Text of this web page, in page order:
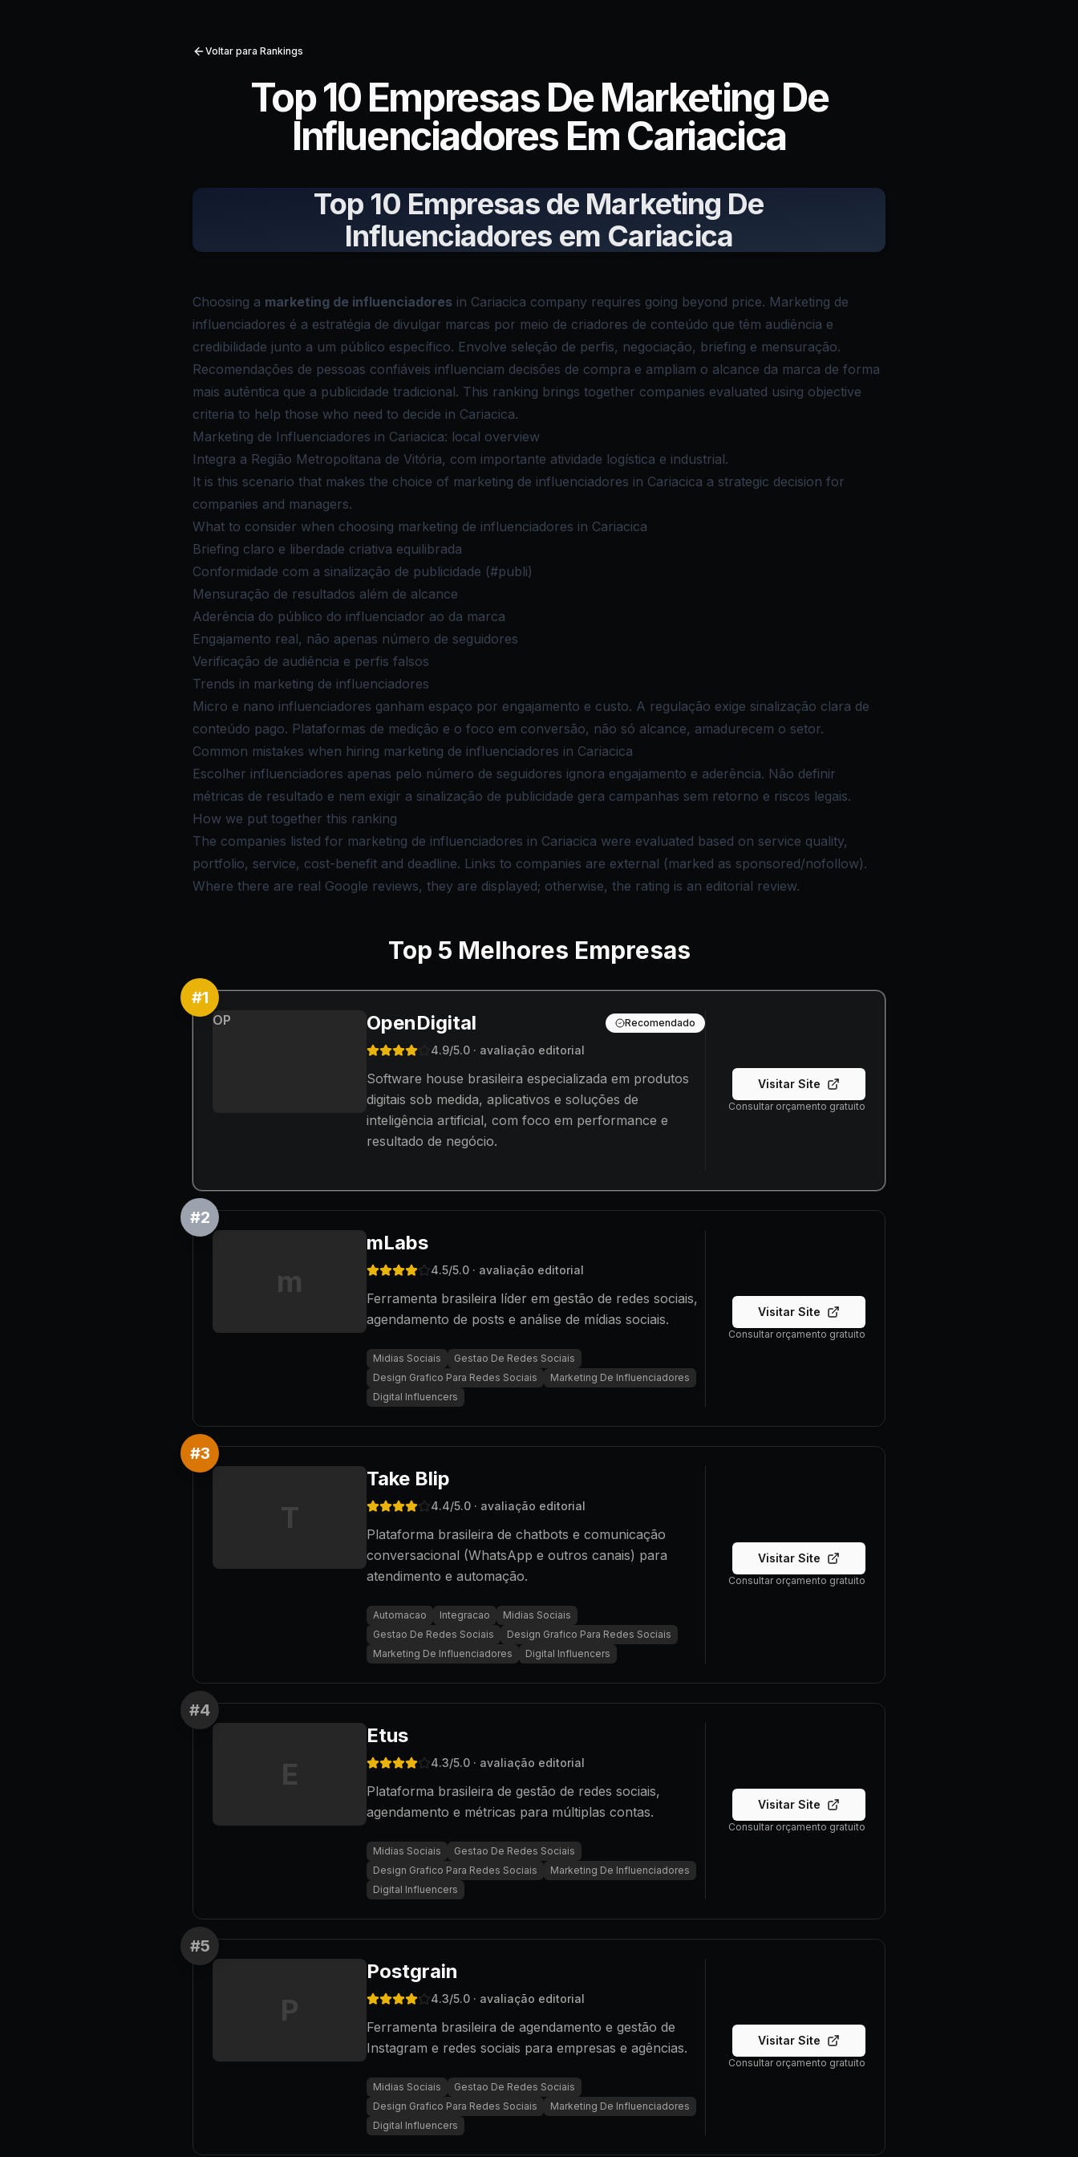
Voltar para Rankings
Top 10 Empresas De Marketing De
Influenciadores Em Cariacica
Top 10 Empresas de Marketing De
Influenciadores em Cariacica
Choosing a marketing de influenciadores in Cariacica company requires going beyond price. Marketing de
influenciadores é a estratégia de divulgar marcas por meio de criadores de conteúdo que têm audiência e
credibilidade junto a um público específico. Envolve seleção de perfis, negociação, briefing e mensuração.
Recomendações de pessoas confiáveis influenciam decisões de compra e ampliam o alcance da marca de forma
mais autêntica que a publicidade tradicional. This ranking brings together companies evaluated using objective
criteria to help those who need to decide in Cariacica.
Marketing de Influenciadores in Cariacica: local overview
Integra a Região Metropolitana de Vitória, com importante atividade logística e industrial.
It is this scenario that makes the choice of marketing de influenciadores in Cariacica a strategic decision for
companies and managers.
What to consider when choosing marketing de influenciadores in Cariacica
Briefing claro e liberdade criativa equilibrada
Conformidade com a sinalização de publicidade (#publi)
Mensuração de resultados além de alcance
Aderência do público do influenciador ao da marca
Engajamento real, não apenas número de seguidores
Verificação de audiência e perfis falsos
Trends in marketing de influenciadores
Micro e nano influenciadores ganham espaço por engajamento e custo. A regulação exige sinalização clara de
conteúdo pago. Plataformas de medição e o foco em conversão, não só alcance, amadurecem o setor.
Common mistakes when hiring marketing de influenciadores in Cariacica
Escolher influenciadores apenas pelo número de seguidores ignora engajamento e aderência. Não definir
métricas de resultado e nem exigir a sinalização de publicidade gera campanhas sem retorno e riscos legais.
How we put together this ranking
The companies listed for marketing de influenciadores in Cariacica were evaluated based on service quality,
portfolio, service, cost-benefit and deadline. Links to companies are external (marked as sponsored/nofollow).
Where there are real Google reviews, they are displayed; otherwise, the rating is an editorial review.
Top 5 Melhores Empresas
#1
OP OpenDigital Recomendado
4.9/5.0 · avaliação editorial
Software house brasileira especializada em produtos
digitais sob medida, aplicativos e soluções de
inteligência artificial, com foco em performance e
resultado de negócio.
Visitar Site
Consultar orçamento gratuito
#2
m
mLabs
4.5/5.0 · avaliação editorial
Ferramenta brasileira líder em gestão de redes sociais,
agendamento de posts e análise de mídias sociais.
Midias Sociais
Gestao De Redes Sociais
Design Grafico Para Redes Sociais
Marketing De Influenciadores
Digital Influencers
Visitar Site
Consultar orçamento gratuito
#3
T
Take Blip
4.4/5.0 · avaliação editorial
Plataforma brasileira de chatbots e comunicação
conversacional (WhatsApp e outros canais) para
atendimento e automação.
Automacao Integracao
Midias Sociais
Gestao De Redes Sociais
Design Grafico Para Redes Sociais
Marketing De Influenciadores
Digital Influencers
Visitar Site
Consultar orçamento gratuito
#4
E
Etus
4.3/5.0 · avaliação editorial
Plataforma brasileira de gestão de redes sociais,
agendamento e métricas para múltiplas contas.
Midias Sociais
Gestao De Redes Sociais
Design Grafico Para Redes Sociais
Marketing De Influenciadores
Digital Influencers
Visitar Site
Consultar orçamento gratuito
#5
P
Postgrain
4.3/5.0 · avaliação editorial
Ferramenta brasileira de agendamento e gestão de
Instagram e redes sociais para empresas e agências.
Midias Sociais
Gestao De Redes Sociais
Design Grafico Para Redes Sociais
Marketing De Influenciadores
Digital Influencers
Visitar Site
Consultar orçamento gratuito